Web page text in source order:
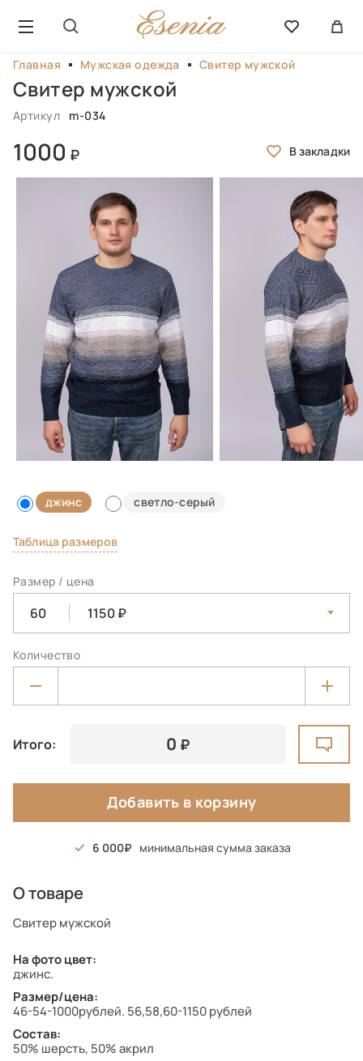
Главная Мужская одежда Свитер мужской
Свитер мужской
Артикул m-034
1000
джинс светло-серый
Таблица размеров
Размер / цена
60 1150
Количество
Итого: 0
Добавить в корзину
6 000 минимальная сумма заказа
О товаре
Свитер мужской
На фото цвет:
джинс.
Размер/цена:
46-54-1000рублей. 56,58,60-1150 рублей
Состав:
50% шерсть, 50% акрил